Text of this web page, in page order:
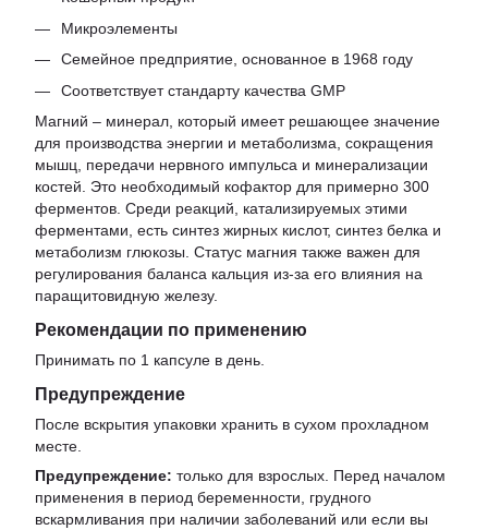
Микроэлементы
Семейное предприятие, основанное в 1968 году
Соответствует стандарту качества GMP
Магний – минерал, который имеет решающее значение
для производства энергии и метаболизма, сокращения
мышц, передачи нервного импульса и минерализации
костей. Это необходимый кофактор для примерно 300
ферментов. Среди реакций, катализируемых этими
ферментами, есть синтез жирных кислот, синтез белка и
метаболизм глюкозы. Статус магния также важен для
регулирования баланса кальция из-за его влияния на
паращитовидную железу.
Рекомендации по применению
Принимать по 1 капсуле в день.
Предупреждение
После вскрытия упаковки хранить в сухом прохладном
месте.
Предупреждение: только для взрослых. Перед началом
применения в период беременности, грудного
вскармливания при наличии заболеваний или если вы